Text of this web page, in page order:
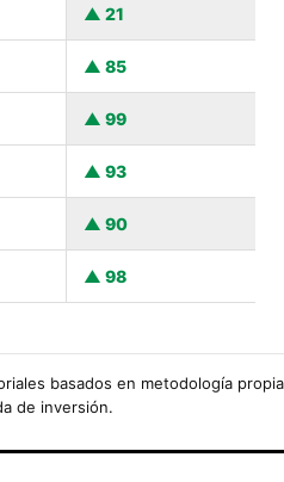
21
85
99
93
90
98
basados en metodología
de inversión.